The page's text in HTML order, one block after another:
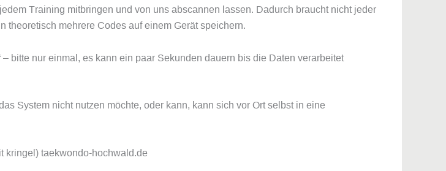
Training mitbringen und von uns abscannen lassen. Dadurch braucht nicht jeder
theoretisch mehrere Codes auf einem Gerät speichern.
bitte nur einmal, es kann ein paar Sekunden dauern bis die Daten verarbeitet
System nicht nutzen möchte, oder kann, kann sich vor Ort selbst in eine
kringel) taekwondo-hochwald.de